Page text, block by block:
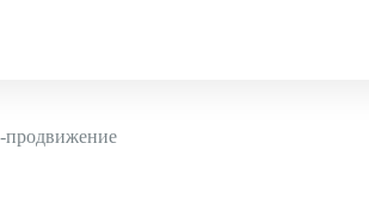
продвижение